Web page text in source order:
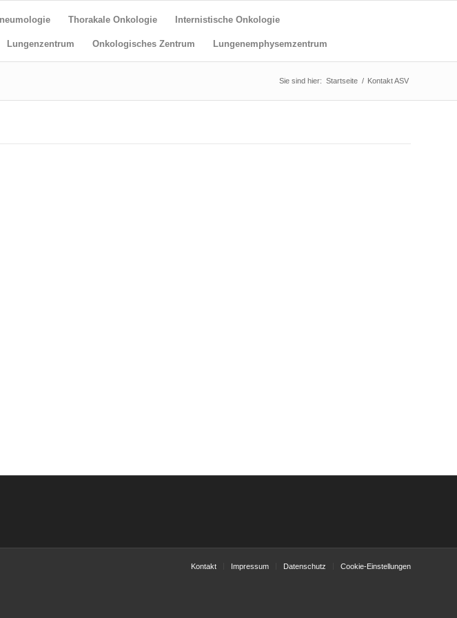
Thorakale Onkologie Internistische Onkologie
Lungenzentrum Onkologisches Zentrum Lungenemphysemzentrum
Sie sind hier: Startseite / Kontakt ASV
Kontakt Impressum Datenschutz Cookie-Einstellungen